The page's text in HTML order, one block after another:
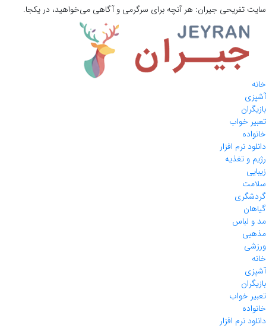
سایت تفریحی جیران: هر آنچه برای سرگرمی و آگاهی می‌خواهید، در یکجا.
خانه
آشپزی
بازیگران
تعبیر خواب
خانواده
دانلود نرم افزار
رژیم و تغذیه
زیبایی
سلامت
گردشگری
گیاهان
مد و لباس
مذهبی
ورزشی
خانه
آشپزی
بازیگران
تعبیر خواب
خانواده
دانلود نرم افزار